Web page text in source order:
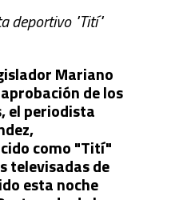
deportivo "Tití"
Mariano
de los
el periodista
como "Tití"
televisadas de
esta noche